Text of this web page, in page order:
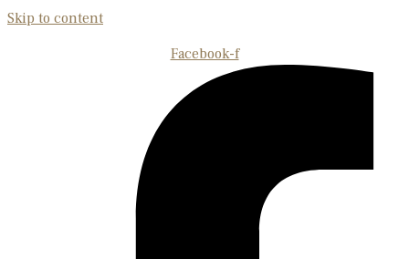
Skip to content
Facebook-f